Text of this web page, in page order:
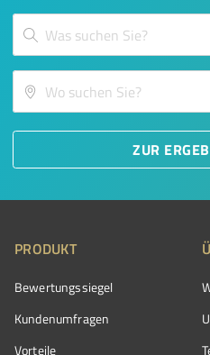
ZUR
PRODUKT
Bewertungssiegel
Kundenumfragen
Vorteile